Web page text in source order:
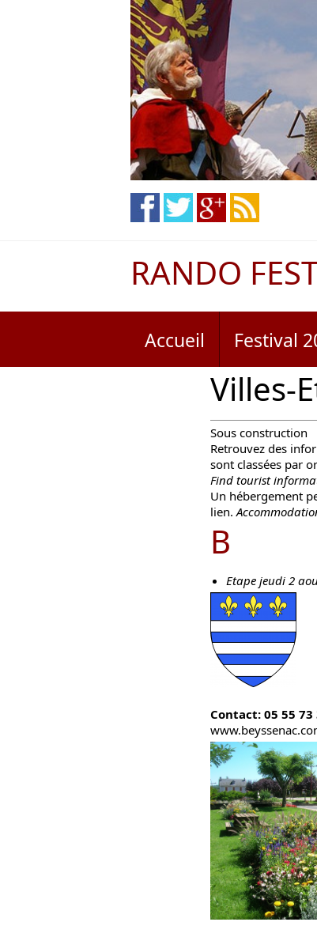
RANDO
Accueil Festival
Villes-
Sous construction
Retrouvez des
sont classées par
Find tourist
Un hébergement
lien.
B
Etape jeudi 2
Contact: 05 55 73